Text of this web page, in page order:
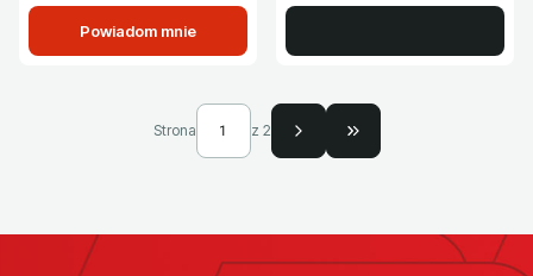
Powiadom mnie
Strona z 2 Przejdź do ostatniej